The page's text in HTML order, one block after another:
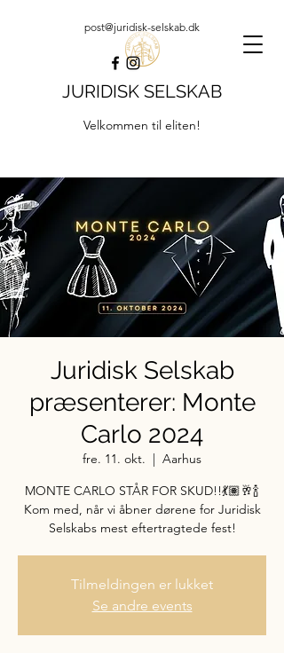
JURIDISK SELSKAB
Velkommen til eliten!
post@juridisk-selskab.dk
Juridisk Selskab
præsenterer: Monte
Carlo 2024
fre. 11. okt.
  |
Aarhus
MONTE CARLO STÅR FOR SKUD!!💃🏽🥂🍾
Kom med, når vi åbner dørene for Juridisk
Selskabs mest eftertragtede fest!
Tilmeldingen er lukket
Se andre events